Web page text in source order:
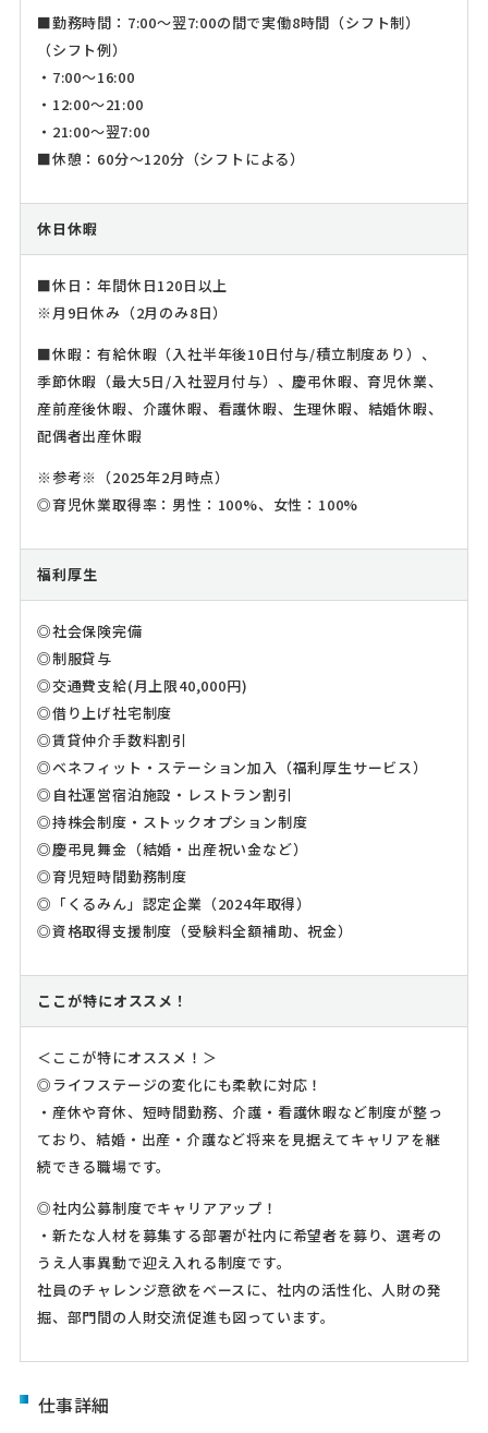
■勤務時間：7:00～翌7:00の間で実働8時間（シフト制）
（シフト例）
・7:00～16:00
・12:00～21:00
・21:00～翌7:00
■休憩：60分～120分（シフトによる）
休日休暇
■休日：年間休日120日以上
※月9日休み（2月のみ8日）
■休暇：有給休暇（入社半年後10日付与/積立制度あり）、
季節休暇（最大5日/入社翌月付与）、慶弔休暇、育児休業、
産前産後休暇、介護休暇、看護休暇、生理休暇、結婚休暇、
配偶者出産休暇
※参考※（2025年2月時点）
◎育児休業取得率：男性：100%、女性：100%
福利厚生
◎社会保険完備
◎制服貸与
◎交通費支給(月上限40,000円)
◎借り上げ社宅制度
◎賃貸仲介手数料割引
◎ベネフィット・ステーション加入（福利厚生サービス）
◎自社運営宿泊施設・レストラン割引
◎持株会制度・ストックオプション制度
◎慶弔見舞金（結婚・出産祝い金など）
◎育児短時間勤務制度
◎「くるみん」認定企業（2024年取得）
◎資格取得支援制度（受験料全額補助、祝金）
ここが特にオススメ！
＜ここが特にオススメ！＞
◎ライフステージの変化にも柔軟に対応！
・産休や育休、短時間勤務、介護・看護休暇など制度が整っ
ており、結婚・出産・介護など将来を見据えてキャリアを継
続できる職場です。
◎社内公募制度でキャリアアップ！
・新たな人材を募集する部署が社内に希望者を募り、選考の
うえ人事異動で迎え入れる制度です。
社員のチャレンジ意欲をベースに、社内の活性化、人財の発
掘、部門間の人財交流促進も図っています。
仕事詳細